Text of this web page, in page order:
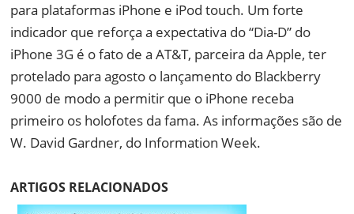
para plataformas iPhone e iPod touch. Um forte
indicador que reforça a expectativa do “Dia-D” do
iPhone 3G é o fato de a AT&T, parceira da Apple, ter
protelado para agosto o lançamento do Blackberry
9000 de modo a permitir que o iPhone receba
primeiro os holofotes da fama. As informações são de
W. David Gardner, do Information Week.
ARTIGOS RELACIONADOS